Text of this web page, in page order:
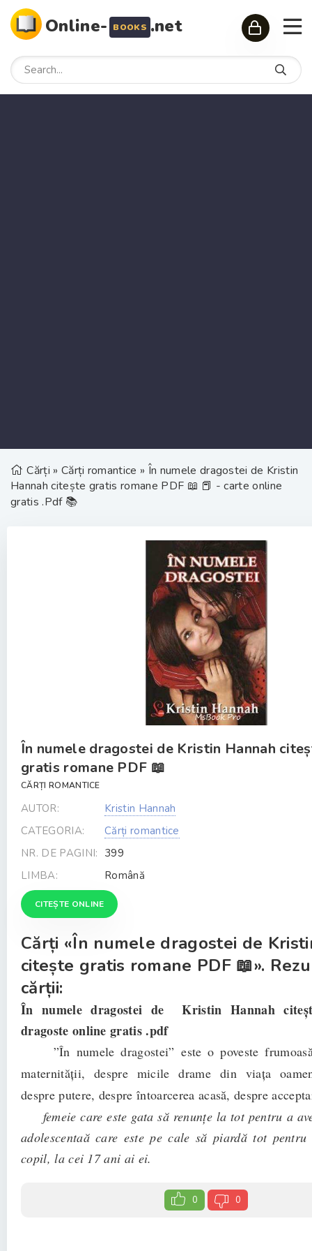
Online- BOOKS .net
Cărți » Cărți romantice » În numele dragostei de Kristin
Hannah citește gratis romane PDF 📖 📕 - carte online
gratis .Pdf 📚
În numele dragostei de Kristin Hannah
gratis romane PDF 📖
CĂRȚI ROMANTICE
AUTOR:
Kristin Hannah
CATEGORIA:
Cărți romantice
NR. DE PAGINI: 399
LIMBA:
Română
CITEȘTE ONLINE
Cărți «În numele dragostei de
citește gratis romane PDF 📖».
cărții:
În numele dragostei de Kristin Hannah
dragoste online gratis .pdf
”În numele dragostei” este o poveste
maternității, despre micile drame din viața
despre putere, despre întoarcerea acasă, despre
femeie care este gata să renunțe la tot pentru a
adolescentaă care este pe cale să piardă tot
copil, la cei 17 ani ai ei.
0 0